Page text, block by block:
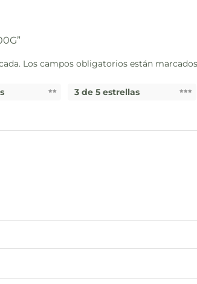
Los campos obligatorios están
3 de 5 estrellas